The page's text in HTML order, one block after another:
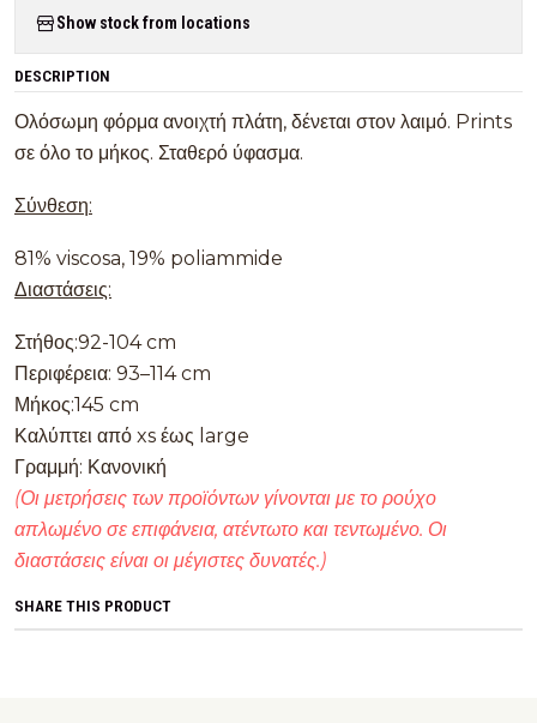
Show stock from locations
DESCRIPTION
Ολόσωμη φόρμα ανοιχτή πλάτη, δένεται στον λαιμό. Prints
σε όλο το μήκος. Σταθερό ύφασμα.
Σύνθεση:
81% viscosa, 19% poliammide
Διαστάσεις:
Στήθος:92-104 cm
Περιφέρεια: 93–114 cm
Μήκος:145 cm
Καλύπτει από xs έως large
Γραμμή: Κανονική
(Οι μετρήσεις των προϊόντων γίνονται με το ρούχο
απλωμένο σε επιφάνεια, ατέντωτο και τεντωμένο. Οι
διαστάσεις είναι οι μέγιστες δυνατές.)
SHARE THIS PRODUCT